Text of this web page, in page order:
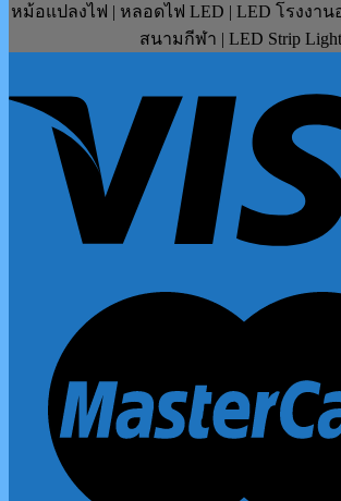
หม้อแปลงไฟ | หลอดไฟ LED | LED โรงงา
สนามกีฬา | LED Strip